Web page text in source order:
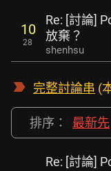
10
28
Re: [討論]
放棄？
shenhsu
完整討論串 (
排序： 最新先
Re: [討論]